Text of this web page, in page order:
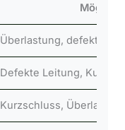
Überlastung, defekter
Defekte Leitung,
Kurzschluss,